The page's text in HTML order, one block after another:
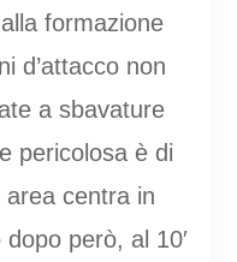
formazione
d’attacco non
a sbavature
pericolosa è di
area centra in
però, al 10′